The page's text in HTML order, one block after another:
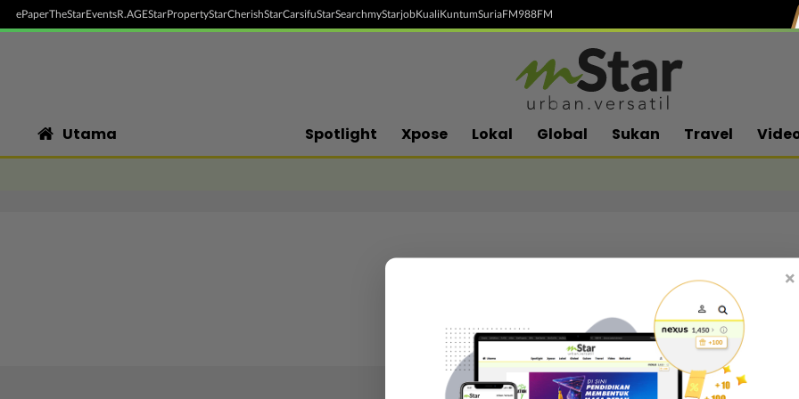
ePaperTheStarEventsR.AGEStarPropertyStarCherishStarCarsifuStarSearchmyStarjobKualiKuntumSuriaFM988FM
Utama Spotlight Xpose Lokal Global Sukan Travel
Follow media sosial kami
×